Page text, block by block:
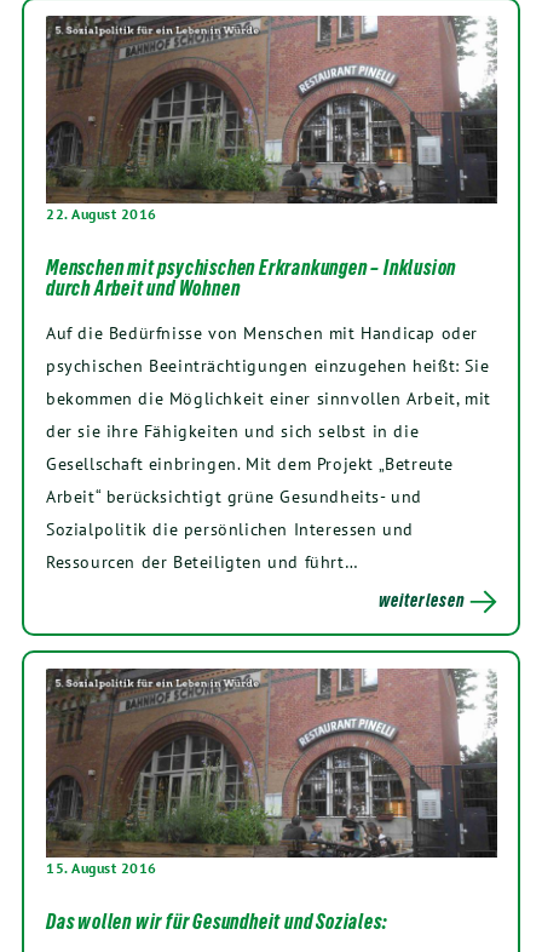
22. August 2016
Menschen mit psychischen Erkrankungen – Inklusion
durch Arbeit und Wohnen
Auf die Bedürfnisse von Menschen mit Handicap oder
psychischen Beeinträchtigungen einzugehen heißt: Sie
bekommen die Möglichkeit einer sinnvollen Arbeit, mit
der sie ihre Fähigkeiten und sich selbst in die
Gesellschaft einbringen. Mit dem Projekt „Betreute
Arbeit“ berücksichtigt grüne Gesundheits- und
Sozialpolitik die persönlichen Interessen und
Ressourcen der Beteiligten und führt…
weiterlesen
15. August 2016
Das wollen wir für Gesundheit und Soziales: